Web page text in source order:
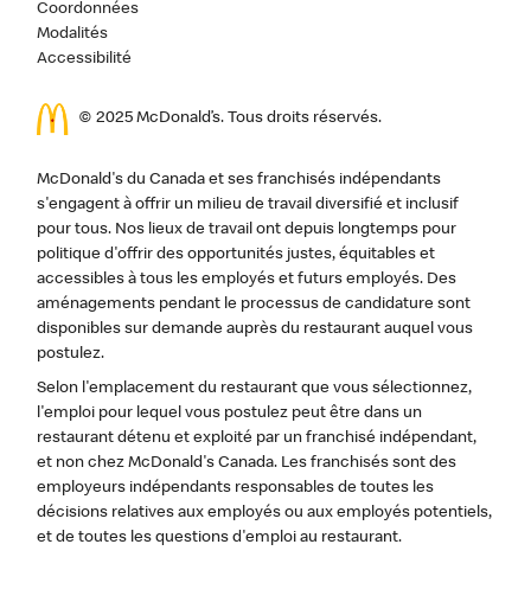
Coordonnées
Modalités
Accessibilité
© 2025 McDonald’s. Tous droits réservés.
McDonald's du Canada et ses franchisés indépendants
s'engagent à offrir un milieu de travail diversifié et inclusif
pour tous. Nos lieux de travail ont depuis longtemps pour
politique d'offrir des opportunités justes, équitables et
accessibles à tous les employés et futurs employés. Des
aménagements pendant le processus de candidature sont
disponibles sur demande auprès du restaurant auquel vous
postulez.
Selon l'emplacement du restaurant que vous sélectionnez,
l'emploi pour lequel vous postulez peut être dans un
restaurant détenu et exploité par un franchisé indépendant,
et non chez McDonald's Canada. Les franchisés sont des
employeurs indépendants responsables de toutes les
décisions relatives aux employés ou aux employés potentiels,
et de toutes les questions d'emploi au restaurant.